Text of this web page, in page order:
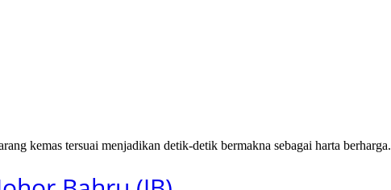
kemas tersuai menjadikan detik-detik bermakna sebagai harta berharga.